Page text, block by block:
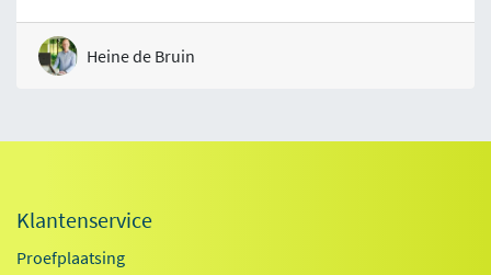
Heine de Bruin
Klantenservice
Proefplaatsing